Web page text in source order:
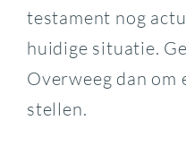
testament nog
huidige situatie.
Overweeg dan om
stellen.